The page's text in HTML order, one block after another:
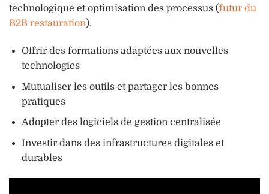
technologique et optimisation des processus (futur du
B2B restauration).
Offrir des formations adaptées aux nouvelles
technologies
Mutualiser les outils et partager les bonnes
pratiques
Adopter des logiciels de gestion centralisée
Investir dans des infrastructures digitales et
durables